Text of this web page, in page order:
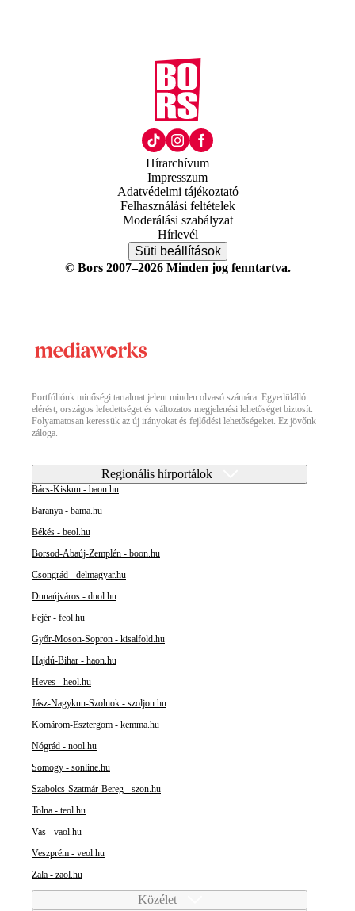
Hírarchívum
Impresszum
Adatvédelmi tájékoztató
Felhasználási feltételek
Moderálási szabályzat
Hírlevél
Süti beállítások
© Bors 2007–2026 Minden jog fenntartva.
Portfóliónk minőségi tartalmat jelent minden olvasó számára. Egyedülálló
elérést, országos lefedettséget és változatos megjelenési lehetőséget biztosít.
Folyamatosan keressük az új irányokat és fejlődési lehetőségeket. Ez jövőnk
záloga.
Regionális hírportálok
Bács-Kiskun - baon.hu
Baranya - bama.hu
Békés - beol.hu
Borsod-Abaúj-Zemplén - boon.hu
Csongrád - delmagyar.hu
Dunaújváros - duol.hu
Fejér - feol.hu
Győr-Moson-Sopron - kisalfold.hu
Hajdú-Bihar - haon.hu
Heves - heol.hu
Jász-Nagykun-Szolnok - szoljon.hu
Komárom-Esztergom - kemma.hu
Nógrád - nool.hu
Somogy - sonline.hu
Szabolcs-Szatmár-Bereg - szon.hu
Tolna - teol.hu
Vas - vaol.hu
Veszprém - veol.hu
Zala - zaol.hu
Közélet